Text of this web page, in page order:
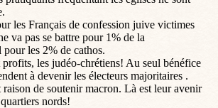
les Français de confession juive victimes
va pas se battre pour 1% de la
les 2% de cathos.
profits, les judéo-chrétiens! Au seul bénéfice
à devenir les électeurs majoritaires .
de soutenir macron. Là est leur avenir
nords!